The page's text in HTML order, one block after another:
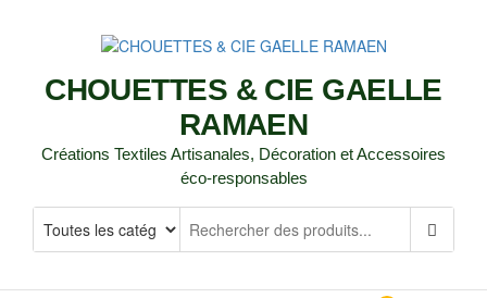
CHOUETTES & CIE GAELLE
RAMAEN
Créations Textiles Artisanales, Décoration et Accessoires
éco-responsables